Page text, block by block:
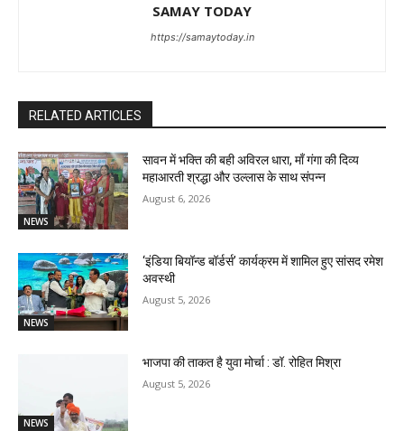
SAMAY TODAY
https://samaytoday.in
RELATED ARTICLES
NEWS
सावन में भक्ति की बही अविरल धारा, माँ गंगा की दिव्य
महाआरती श्रद्धा और उल्लास के साथ संपन्न
August 6, 2026
NEWS
‘इंडिया बियॉन्ड बॉर्डर्स’ कार्यक्रम में शामिल हुए सांसद रमेश
अवस्थी
August 5, 2026
NEWS
भाजपा की ताकत है युवा मोर्चा : डॉ. रोहित मिश्रा
August 5, 2026